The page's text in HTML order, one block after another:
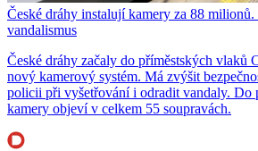
České dráhy instalují kamery za 88
vandalismus
České dráhy začaly do příměstských vlaků
nový kamerový systém. Má zvýšit
policii při vyšetřování i odradit vandaly. Do
kamery objeví v celkem 55 soupravách.